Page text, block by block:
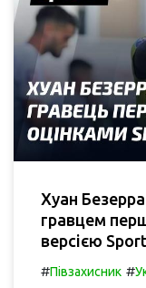
Хуан
гравцем
версією
#Півзахисник #